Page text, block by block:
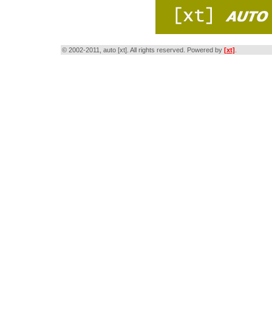
© 2002-2011, auto [xt]. All rights reserved. Powered by [xt]